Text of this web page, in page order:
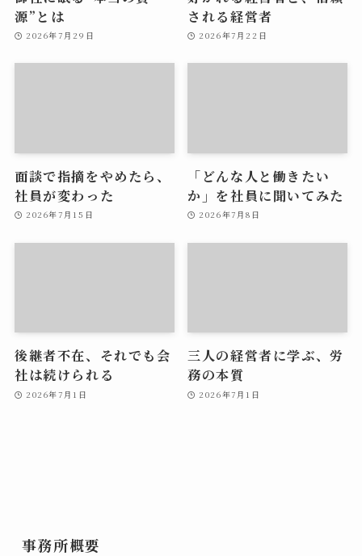
源”とは
2026年7月29日
される経営者
2026年7月22日
面談で指摘をやめたら、
社員が変わった
2026年7月15日
「どんな人と働きたい
か」を社員に聞いてみた
2026年7月8日
後継者不在、それでも会
社は続けられる
2026年7月1日
三人の経営者に学ぶ、労
務の本質
2026年7月1日
事務所概要